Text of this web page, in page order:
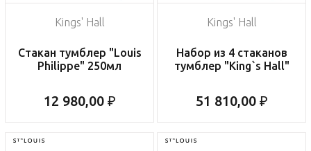
Kings' Hall
Стакан тумблер "Louis
Philippe" 250мл
12 980,00 ₽
Kings' Hall
Набор из 4 стаканов
тумблер "King`s Hall"
51 810,00 ₽